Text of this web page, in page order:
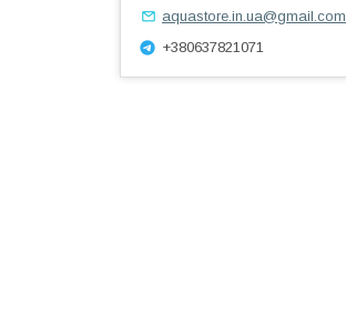
aquastore.in.ua@gmail.com
+380637821071